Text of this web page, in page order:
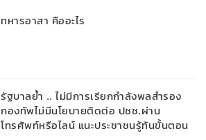
ทหารอาสา คืออะไร
รัฐบาลย้ำ .. ไม่มีการเรียกกำลังพลสำรอง
กองทัพไม่มีนโยบายติดต่อ ปชช.ผ่าน
โทรศัพท์หรือไลน์ แนะประชาชนรู้ทันขั้นตอน